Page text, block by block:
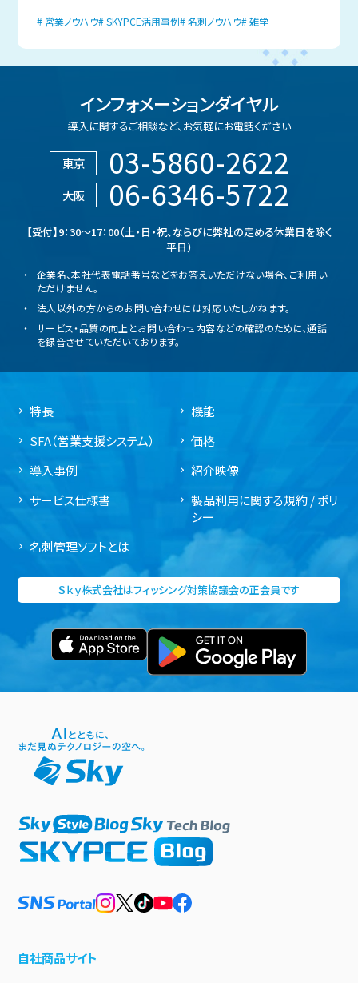
営業ノウハウ SKYPCE活用事例 名刺ノウハウ 雑学
インフォメーションダイヤル
導入に関するご相談など、お気軽にお電話ください
東京 03-5860-2622
大阪 06-6346-5722
【受付】9：30～17：00（土・日・祝、ならびに弊社の定める休業日を除く
平日）
企業名、本社代表電話番号などをお答えいただけない場合、ご利用い
ただけません。
法人以外の方からのお問い合わせには対応いたしかねます。
サービス・品質の向上とお問い合わせ内容などの確認のために、通話
を録音させていただいております。
特長
機能
SFA（営業支援システム）
価格
導入事例
紹介映像
サービス仕様書
製品利用に関する規約 / ポリ
シー
名刺管理ソフトとは
Ｓｋｙ株式会社はフィッシング対策協議会の正会員です
自社商品サイト